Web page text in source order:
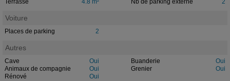
Terrasse 4.8 m² Nb de parking externe 2
Voiture
Places de parking 2
Autres
Cave Oui Buanderie
Oui
Animaux de compagnie
Oui Grenier
Oui
Rénové
Oui